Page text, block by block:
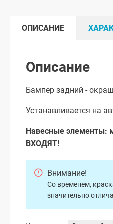
ОПИСАНИЕ
Описание
Бампер задний -
Устанавливается на
Навесные элементы:
ВХОДЯТ!
Внимание!
Со временем,
значительно